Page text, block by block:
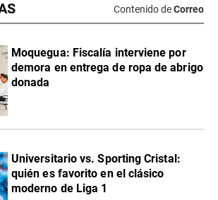
Contenido deCorreo
Moquegua: Fiscalía interviene por
demora en entrega de ropa de abrigo
donada
Universitario vs. Sporting Cristal:
quién es favorito en el clásico
moderno de Liga 1